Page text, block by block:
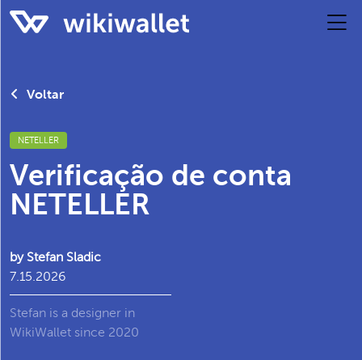
by Stefan Sladic
7.15.2026
Stefan is a designer in
WikiWallet since 2020
Voltar
NETELLER
Verificação de conta
NETELLER